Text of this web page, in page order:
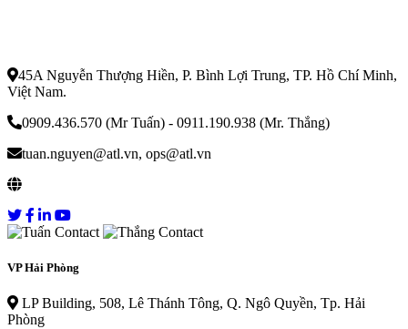
45A Nguyễn Thượng Hiền, P. Bình Lợi Trung, TP. Hồ Chí Minh,
Việt Nam.
0909.436.570 (Mr Tuấn) - 0911.190.938 (Mr. Thắng)
tuan.nguyen@atl.vn, ops@atl.vn
VP Hải Phòng
LP Building, 508, Lê Thánh Tông, Q. Ngô Quyền, Tp. Hải
Phòng